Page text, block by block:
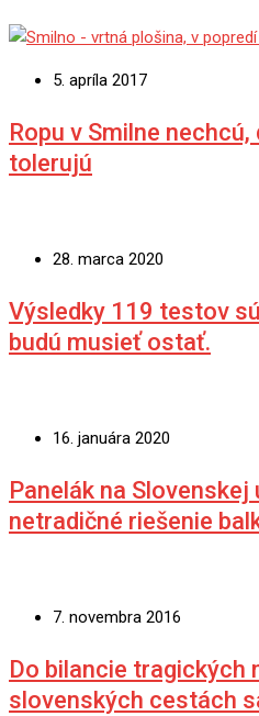
5. apríla 2017
Ropu v Smilne
tolerujú
28. marca 2020
Výsledky 119 testov
budú musieť ostať.
16. januára 2020
Panelák na
netradičné riešenie
7. novembra 2016
Do bilancie tragických
slovenských cestách